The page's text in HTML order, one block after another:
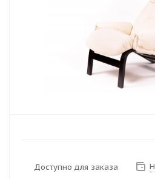
Доступно для заказа